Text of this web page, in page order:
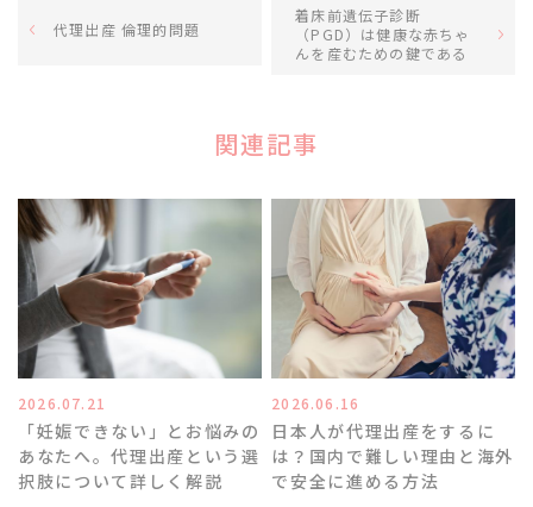
代理出産 倫理的問題
着床前遺伝子診断
（PGD）は健康な赤ちゃ
んを産むための鍵である
関連記事
2026.07.21
「妊娠できない」とお悩みの
あなたへ。代理出産という選
択肢について詳しく解説
2026.06.16
日本人が代理出産をするに
は？国内で難しい理由と海外
で安全に進める方法